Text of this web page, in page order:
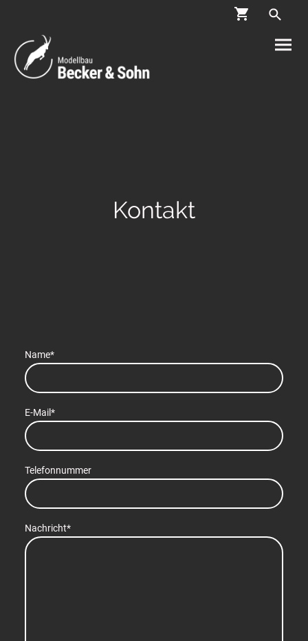
Kontakt
Name*
E-Mail*
Telefonnummer
Nachricht*